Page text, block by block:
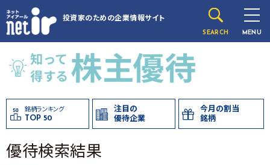
投資家のための企業情報サイト
SEARCH MENU
銘柄ランキング
TOP 50
注目の
優待企業
今月の割当
銘柄
優待検索結果